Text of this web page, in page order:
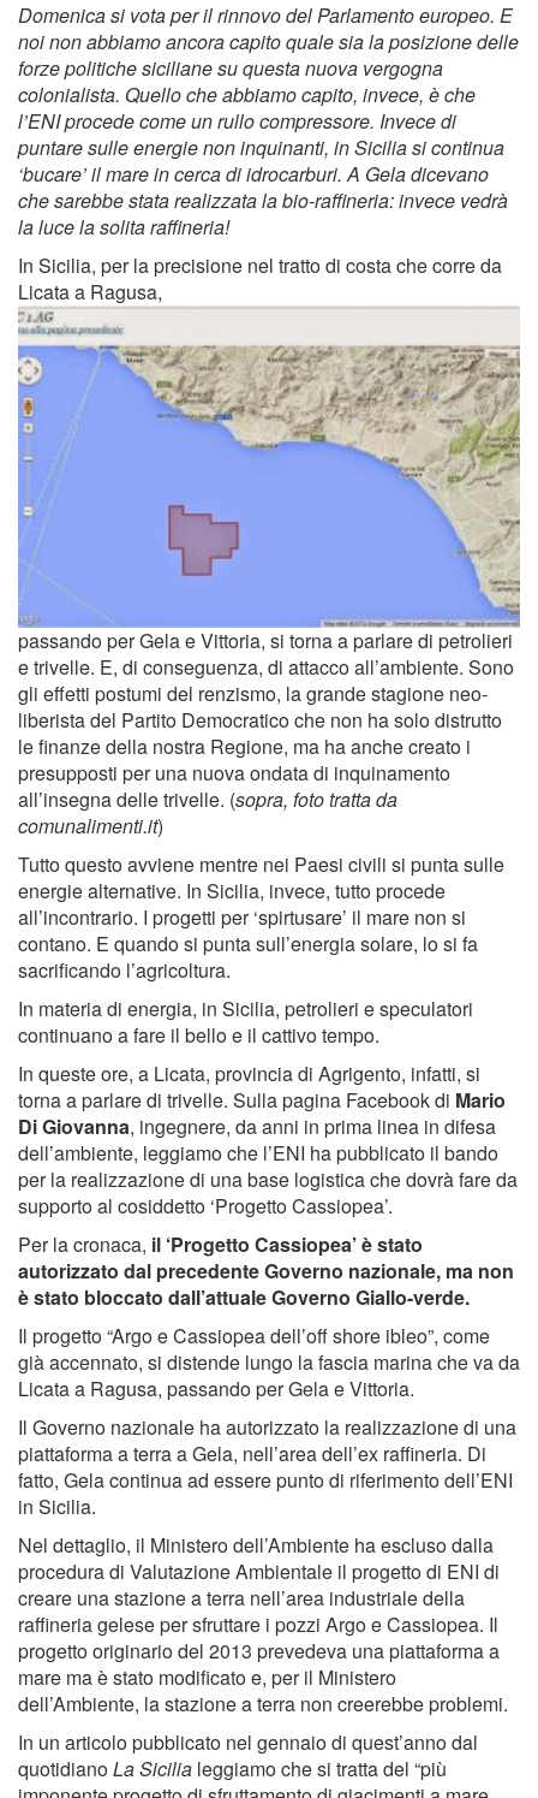
Domenica si vota per il rinnovo del Parlamento europeo. E
noi non abbiamo ancora capito quale sia la posizione delle
forze politiche siciliane su questa nuova vergogna
colonialista. Quello che abbiamo capito, invece, è che
l’ENI procede come un rullo compressore. Invece di
puntare sulle energie non inquinanti, in Sicilia si continua
‘bucare’ il mare in cerca di idrocarburi. A Gela dicevano
che sarebbe stata realizzata la bio-raffineria: invece vedrà
la luce la solita raffineria!
In Sicilia, per la precisione nel tratto di costa che corre da
Licata a Ragusa,
passando per Gela e Vittoria, si torna a parlare di petrolieri
e trivelle. E, di conseguenza, di attacco all’ambiente. Sono
gli effetti postumi del renzismo, la grande stagione neo-
liberista del Partito Democratico che non ha solo distrutto
le finanze della nostra Regione, ma ha anche creato i
presupposti per una nuova ondata di inquinamento
all’insegna delle trivelle. (sopra, foto tratta da
comunalimenti.it)
Tutto questo avviene mentre nei Paesi civili si punta sulle
energie alternative. In Sicilia, invece, tutto procede
all’incontrario. I progetti per ‘spirtusare’ il mare non si
contano. E quando si punta sull’energia solare, lo si fa
sacrificando l’agricoltura.
In materia di energia, in Sicilia, petrolieri e speculatori
continuano a fare il bello e il cattivo tempo.
In queste ore, a Licata, provincia di Agrigento, infatti, si
torna a parlare di trivelle. Sulla pagina Facebook di Mario
Di Giovanna, ingegnere, da anni in prima linea in difesa
dell’ambiente, leggiamo che l’ENI ha pubblicato il bando
per la realizzazione di una base logistica che dovrà fare da
supporto al cosiddetto ‘Progetto Cassiopea’.
Per la cronaca, il ‘Progetto Cassiopea’ è stato
autorizzato dal precedente Governo nazionale, ma non
è stato bloccato dall’attuale Governo Giallo-verde.
Il progetto “Argo e Cassiopea dell’off shore ibleo”, come
già accennato, si distende lungo la fascia marina che va da
Licata a Ragusa, passando per Gela e Vittoria.
Il Governo nazionale ha autorizzato la realizzazione di una
piattaforma a terra a Gela, nell’area dell’ex raffineria. Di
fatto, Gela continua ad essere punto di riferimento dell’ENI
in Sicilia.
Nel dettaglio, il Ministero dell’Ambiente ha escluso dalla
procedura di Valutazione Ambientale il progetto di ENI di
creare una stazione a terra nell’area industriale della
raffineria gelese per sfruttare i pozzi Argo e Cassiopea. Il
progetto originario del 2013 prevedeva una piattaforma a
mare ma è stato modificato e, per il Ministero
dell’Ambiente, la stazione a terra non creerebbe problemi.
In un articolo pubblicato nel gennaio di quest’anno dal
quotidianoLa Sicilia leggiamo che si tratta del “più